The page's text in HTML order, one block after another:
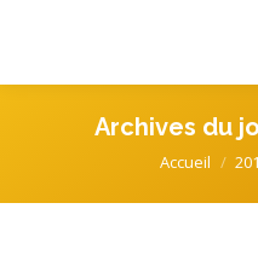
Archives du
Vous êtes ici
Accueil